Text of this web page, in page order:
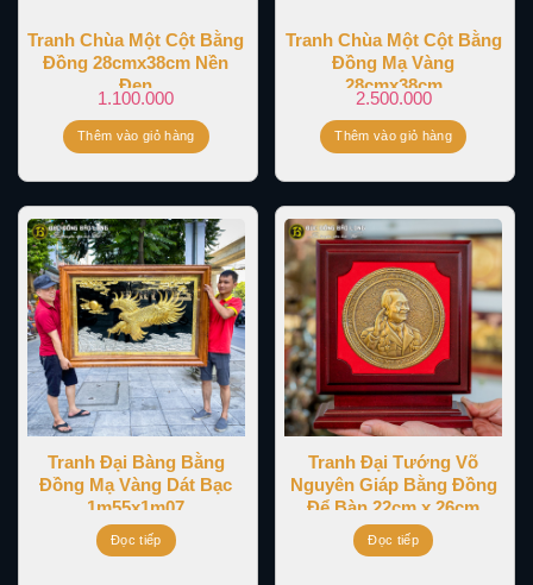
Tranh Chùa Một Cột Bằng
Đồng 28cmx38cm Nền
Đen
1.100.000
Thêm vào giỏ hàng
Tranh Chùa Một Cột Bằng
Đồng Mạ Vàng
28cmx38cm
2.500.000
Thêm vào giỏ hàng
Tranh Đại Bàng Bằng
Đồng Mạ Vàng Dát Bạc
1m55x1m07
Đọc tiếp
Tranh Đại Tướng Võ
Nguyên Giáp Bằng Đồng
Để Bàn 22cm x 26cm
Đọc tiếp